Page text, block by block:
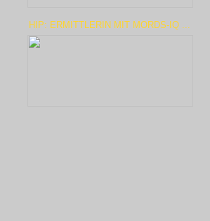
HIP: ERMITTLERIN MIT MORDS-IQ ...